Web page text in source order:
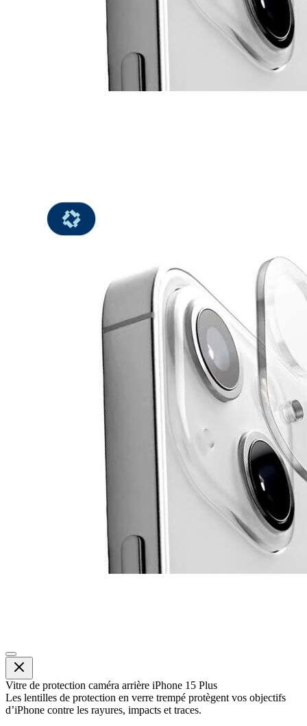
Vitre de protection caméra arrière iPhone 15 Plus
Les lentilles de protection en verre trempé protègent vos objectifs
d’iPhone contre les rayures, impacts et traces.